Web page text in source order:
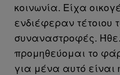
κοινωνία. Είχα
ενδιέφεραν τέτοιου
συναναστροφές.
προμηθεύομαι το
για μένα αυτό είναι